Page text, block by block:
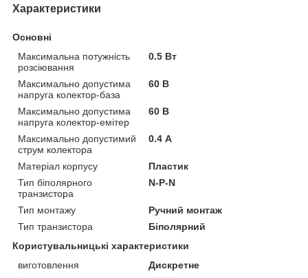
Характеристики
Основні
Максимальна потужність
розсіювання
0.5 Вт
Максимально допустима
напруга колектор-база
60 В
Максимально допустима
напруга колектор-емітер
60 В
Максимально допустимий
струм колектора
0.4 А
Матеріал корпусу
Пластик
Тип біполярного
транзистора
N-P-N
Тип монтажу
Ручний монтаж
Тип транзистора
Біполярний
Користувальницькі характеристики
виготовлення
Дискретне